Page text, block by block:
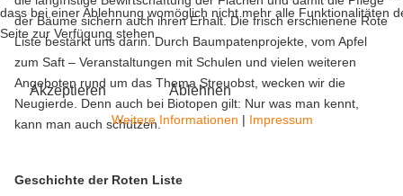
der Bäume sichern auch ihren Erhalt. Die frisch erschienene Rote
Liste bestärkt uns darin. Durch Baumpatenprojekte, vom Apfel
zum Saft – Veranstaltungen mit Schulen und vielen weiteren
Angeboten rund um das Thema Streuobst, wecken wir die
Neugierde. Denn auch bei Biotopen gilt: Nur was man kennt,
kann man auch schützen.
Geschichte der Roten Liste
dass bei einer Ablehnung womöglich nicht mehr alle Funktionalitäten
Seite zur Verfügung stehen.
Akzeptieren Ablehnen
Weitere Informationen | Impressum